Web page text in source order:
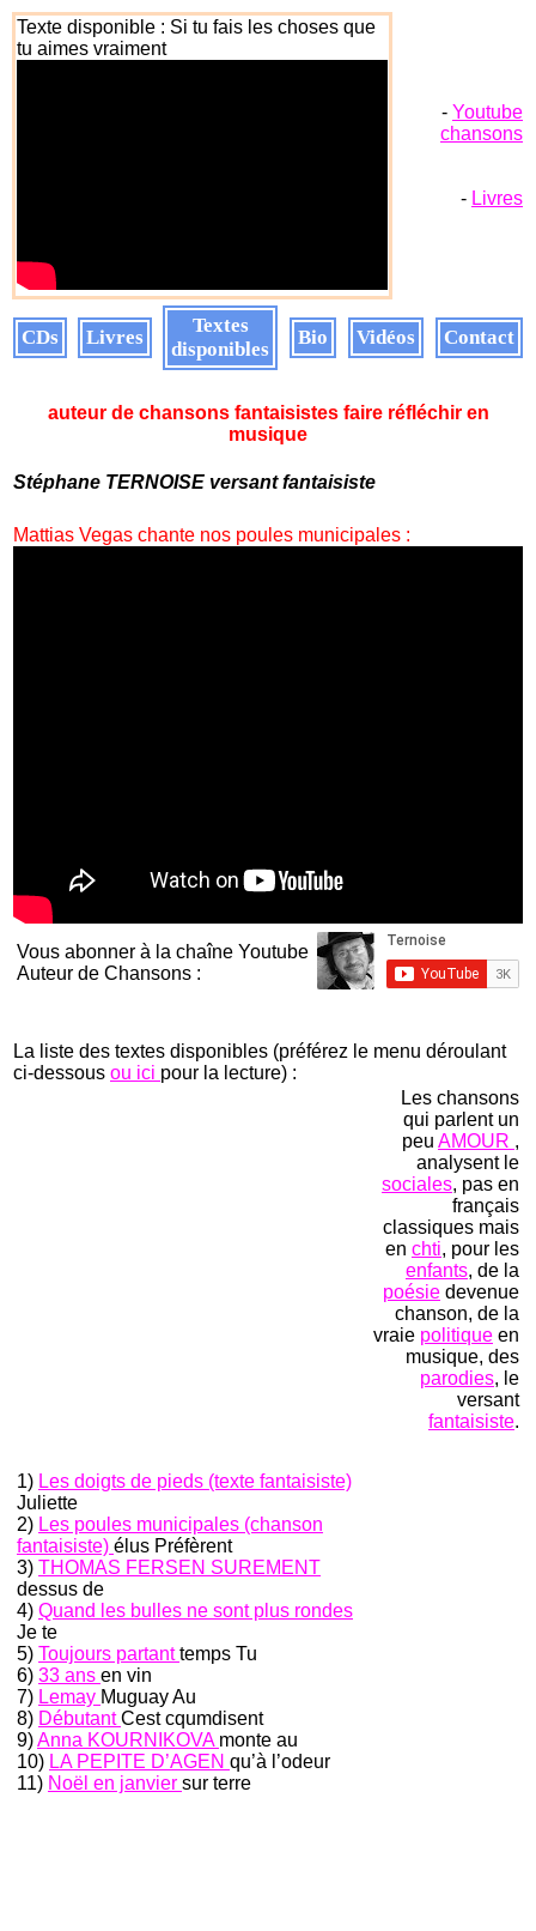
Texte disponible : Si tu fais les choses que
tu aimes vraiment
- Youtube
chansons
- Livres
CDs Livres
Textes
disponibles
Bio Vidéos Contact
auteur de chansons fantaisistes faire réfléchir en
musique
Stéphane TERNOISE versant fantaisiste
Mattias Vegas chante nos poules municipales :
Vous abonner à la chaîne Youtube
Auteur de Chansons :
La liste des textes disponibles (préférez le menu déroulant
ci-dessous ou ici pour la lecture) :
1) Les doigts de pieds (texte fantaisiste)
Juliette
2) Les poules municipales (chanson
fantaisiste) élus Préfèrent
3) THOMAS FERSEN SUREMENT
dessus de
4) Quand les bulles ne sont plus rondes
Je te
5) Toujours partanttemps Tu
6) 33 ans en vin
7) Lemay Muguay Au
8) DébutantCest cqumdisent
9)Anna KOURNIKOVA monte au
10) LA PEPITE D’AGEN qu’à l’odeur
11) Noël en janvier sur terre
Les chansons
qui parlent un
peu AMOUR ,
analysent le
sociales, pas en
français
classiques mais
en chti, pour les
enfants, de la
poésie devenue
chanson, de la
vraie politique en
musique, des
parodies, le
versant
fantaisiste.